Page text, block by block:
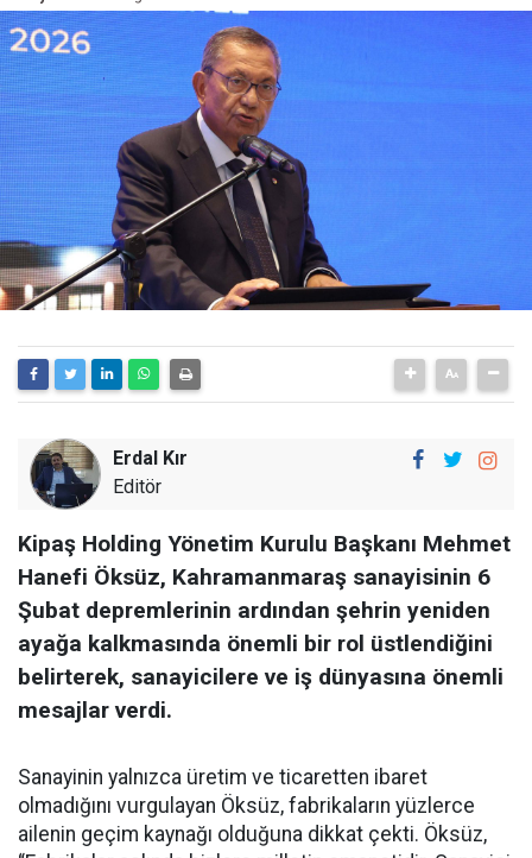
Erdal Kır
Editör
Kipaş Holding Yönetim Kurulu Başkanı Mehmet
Hanefi Öksüz, Kahramanmaraş sanayisinin 6
Şubat depremlerinin ardından şehrin yeniden
ayağa kalkmasında önemli bir rol üstlendiğini
belirterek, sanayicilere ve iş dünyasına önemli
mesajlar verdi.
Sanayinin yalnızca üretim ve ticaretten ibaret
olmadığını vurgulayan Öksüz, fabrikaların yüzlerce
ailenin geçim kaynağı olduğuna dikkat çekti. Öksüz,